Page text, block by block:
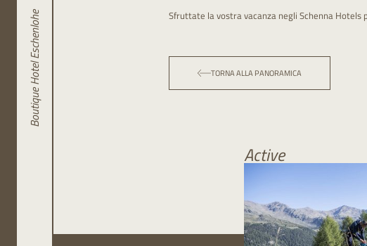
Boutique Hotel Eschenlohe
Sfruttate la vostra vacanza negli Schenna Hotels
TORNA ALLA PANORAMICA
Active